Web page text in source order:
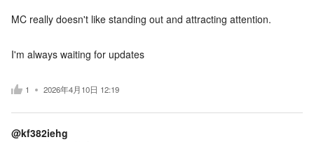
MC really doesn't like standing out and attracting attention.
I'm always waiting for updates
1 2026年4月10日 12:19
@kf382iehg